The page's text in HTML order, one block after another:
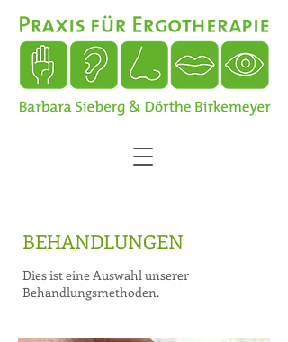
BEHANDLUNGEN
Dies ist eine Auswahl unserer
Behandlungsmethoden.